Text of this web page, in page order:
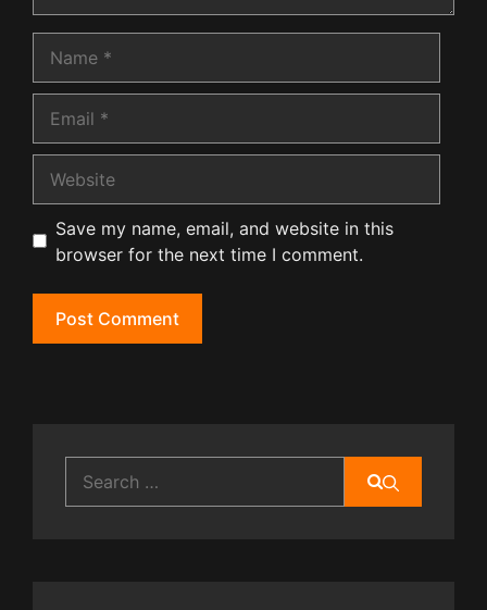
Save my name, email, and website in this
browser for the next time I comment.
for: